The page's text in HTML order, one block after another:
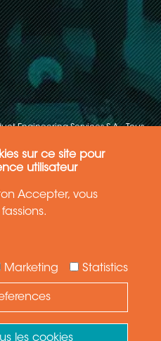
sur ce site pour
utilisateur
Accepter, vous
Statistics
Marketing
les cookies
Engineering Services S.A. - Tous
des données
de ventes
et les spécifications sont